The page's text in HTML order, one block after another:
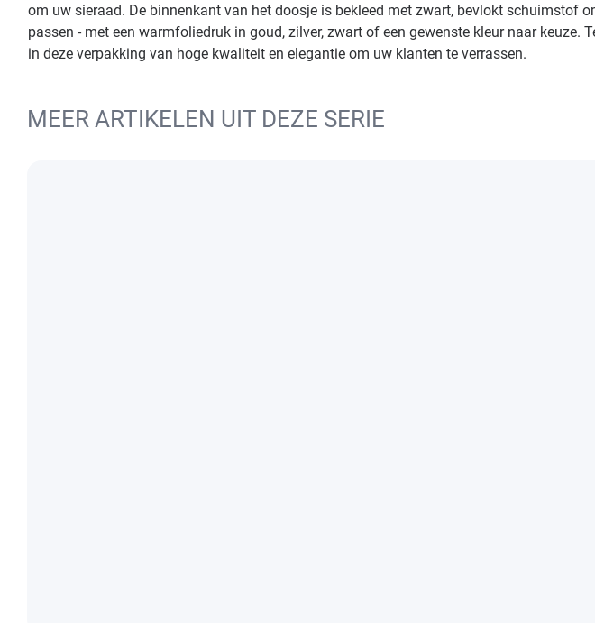
om uw sieraad. De binnenkant van het doosje is bekleed met zwart, bevlokt schuimstof
passen - met een warmfoliedruk in goud, zilver, zwart of een gewenste kleur naar
in deze verpakking van hoge kwaliteit en elegantie om uw klanten te verrassen.
MEER ARTIKELEN UIT DEZE SERIE